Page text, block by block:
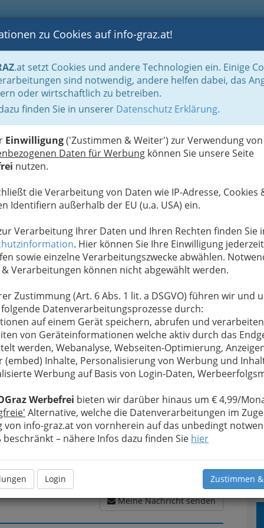
BLOGS FOTOS GASTRONOMIE BRANCHEN
zu Cookies auf info-graz.at!
.at setzt Cookies und andere Technologien ein. Einige
sind notwendig, andere helfen dabei, das
oder wirtschaftlich zu betreiben.
finden Sie in unserer Datenschutz Erklärung.
Einwilligung('Zustimmen & Weiter') zur Verwendung von
Daten für Werbung können Sie unsere Seite
nutzen.
die Verarbeitung von Daten wie IP-Adresse, Cookies
Identifiern außerhalb der EU (u.a. USA) ein.
Verarbeitung Ihrer Daten und Ihren Rechten finden Sie
. Hier können Sie Ihre Einwilligung jederzeit
sowie einzelne Verarbeitungszwecke abwählen.
& Verarbeitungen können nicht abgewählt werden.
Zustimmung (Art. 6 Abs. 1 lit. a DSGVO) führen wir und
Datenverarbeitungsprozesse durch:
auf einem Gerät speichern, abrufen und
von Geräteinformationen welche aktiv durch das
werden, Webanalyse, Webseiten-Optimierung,
(embed) Inhalte, Personalisierung von Werbung und
Werbung auf Basis von Login-Daten,
Werbefrei bieten wir darüber hinaus um € 4,99/
Alternative, welche die Datenverarbeitungen im
von info-graz.at von vornherein auf das unbedingt
beschränkt – nähere Infos dazu finden Sie hier
Login Zustimmen
Handel in Graz Dinge des täglichen Lebens
Juwelen, Uhren, Kunst,
bewahren, verwenden wir an dieser Stelle zur
Ihre Nachricht wird nach dem Absenden
Luise Pöll weitergeleitet.
Meine Nachricht
Meine Nachricht senden